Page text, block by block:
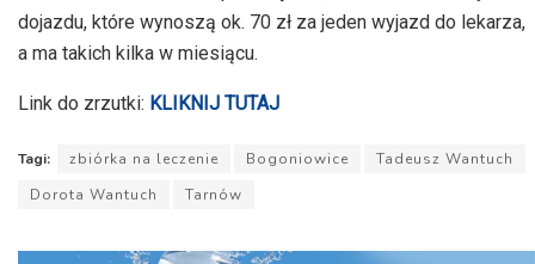
dojazdu, które wynoszą ok. 70 zł za jeden wyjazd do lekarza,
a ma takich kilka w miesiącu.
Link do zrzutki: KLIKNIJ TUTAJ
Tagi: zbiórka na leczenie Bogoniowice
Tadeusz Wantuch
Dorota Wantuch
Tarnów